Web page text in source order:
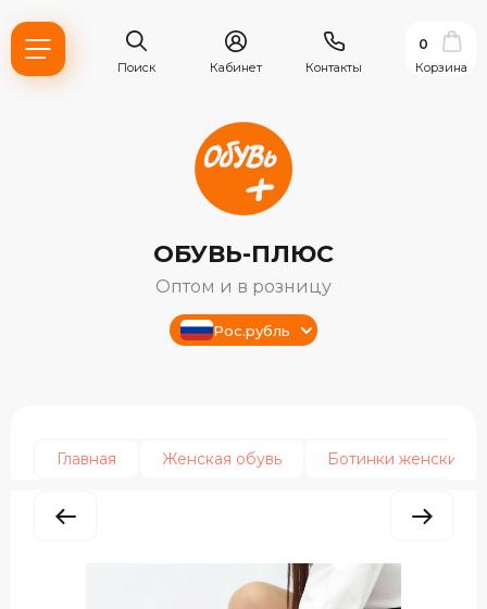
Поиск Кабинет Контакты
0
Корзина
ОБУВЬ-ПЛЮС
Оптом и в розницу
Рос.рубль
Главная Женская обувь Ботинки женские